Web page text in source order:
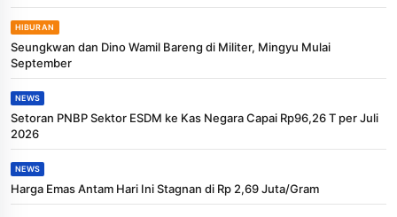
HIBURAN
Seungkwan dan Dino Wamil Bareng di Militer, Mingyu Mulai
September
NEWS
Setoran PNBP Sektor ESDM ke Kas Negara Capai Rp96,26 T per Juli
2026
NEWS
Harga Emas Antam Hari Ini Stagnan di Rp 2,69 Juta/Gram